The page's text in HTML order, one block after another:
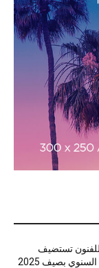
تستضيف
النسخة الثالثة من معرضها السنوي بصيف 2025